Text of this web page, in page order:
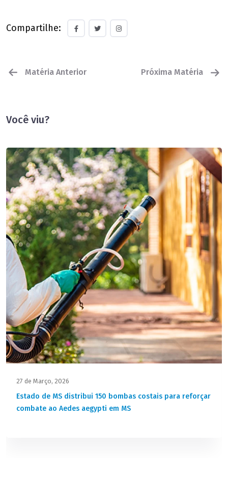
Compartilhe:
Matéria Anterior Próxima Matéria
Você viu?
27 de Março, 2026
Estado de MS distribui 150 bombas costais para reforçar
combate ao Aedes aegypti em MS